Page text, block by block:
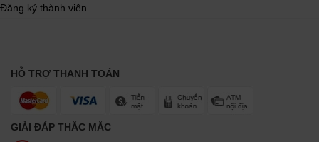
Đăng ký thành viên
HỖ TRỢ THANH TOÁN
GIẢI ĐÁP THẮC MẮC